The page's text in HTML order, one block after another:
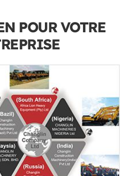
POUR VOTRE